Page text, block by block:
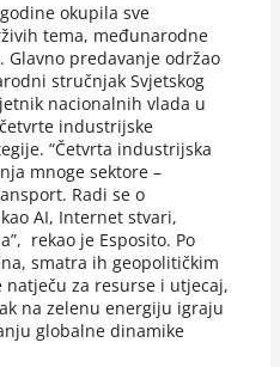
okupila sve
tema, međunarodne
predavanje održao
stručnjak Svjetskog
nacionalnih vlada u
industrijske
“Četvrta industrijska
mnoge sektore –
Radi se o
AI, Internet stvari,
rekao je Esposito. Po
smatra ih geopolitičkim
natječu za resurse i utjecaj,
na zelenu energiju igraju
globalne dinamike